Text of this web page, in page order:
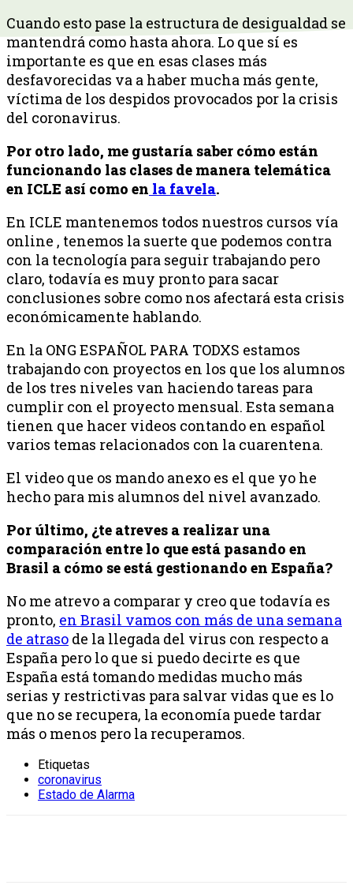
Cuando esto pase la estructura de desigualdad se
mantendrá como hasta ahora. Lo que sí es
importante es que en esas clases más
desfavorecidas va a haber mucha más gente,
víctima de los despidos provocados por la crisis
del coronavirus.
Por otro lado, me gustaría saber cómo están
funcionando las clases de manera telemática
en ICLE así como en la favela.
En ICLE mantenemos todos nuestros cursos vía
online , tenemos la suerte que podemos contra
con la tecnología para seguir trabajando pero
claro, todavía es muy pronto para sacar
conclusiones sobre como nos afectará esta crisis
económicamente hablando.
En la ONG ESPAÑOL PARA TODXS estamos
trabajando con proyectos en los que los alumnos
de los tres niveles van haciendo tareas para
cumplir con el proyecto mensual. Esta semana
tienen que hacer videos contando en español
varios temas relacionados con la cuarentena.
El video que os mando anexo es el que yo he
hecho para mis alumnos del nivel avanzado.
Por último, ¿te atreves a realizar una
comparación entre lo que está pasando en
Brasil a cómo se está gestionando en España?
No me atrevo a comparar y creo que todavía es
pronto, en Brasil vamos con más de una semana
de atraso de la llegada del virus con respecto a
España pero lo que si puedo decirte es que
España está tomando medidas mucho más
serias y restrictivas para salvar vidas que es lo
que no se recupera, la economía puede tardar
más o menos pero la recuperamos.
Etiquetas
coronavirus
Estado de Alarma